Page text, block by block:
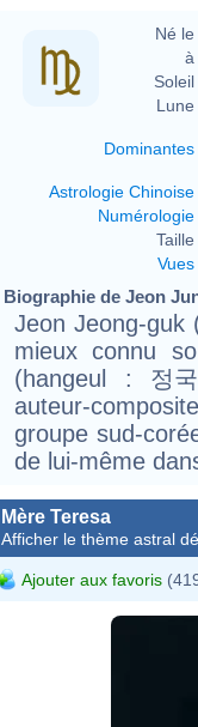
Né le
à
Soleil
Lune
Dominantes
Astrologie Chinoise
Numérologie
Taille
Vues
Biographie de Jeon
Jeon Jeong-
mieux connu
(hangeul : 정
auteur-
groupe sud-
de lui-même
Mère Teresa
Afficher le thème astral
Ajouter aux favoris